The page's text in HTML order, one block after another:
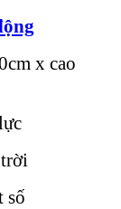
x cao
số